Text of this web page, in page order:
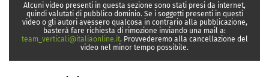
Alcuni video presenti in questa sezione sono stati presi da internet,
quindi valutati di pubblico dominio. Se i soggetti presenti in questi
video o gli autori avessero qualcosa in contrario alla pubblicazione,
basterà fare richiesta di rimozione inviando una mail a:
team_verticali@italiaonline.it. Provvederemo alla cancellazione del
video nel minor tempo possibile.